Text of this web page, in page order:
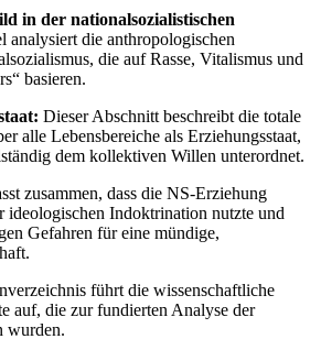
in der nationalsozialistischen
analysiert die anthropologischen
die auf Rasse, Vitalismus und
basieren.
Dieser Abschnitt beschreibt die totale
alle Lebensbereiche als Erziehungsstaat,
dem kollektiven Willen unterordnet.
zusammen, dass die NS-Erziehung
ideologischen Indoktrination nutzte und
Gefahren für eine mündige,
führt die wissenschaftliche
auf, die zur fundierten Analyse der
wurden.